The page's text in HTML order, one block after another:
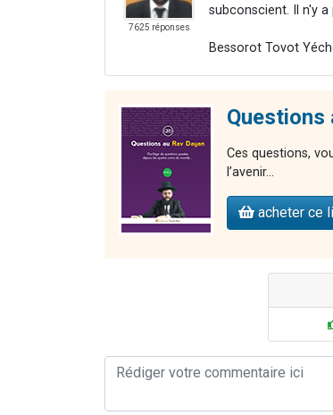
7625 réponses
subconscient. Il n'y
Bessorot Tovot
Questions
Ces questions,
l’avenir…
acheter ce